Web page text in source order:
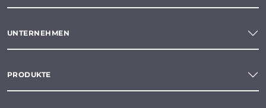
UNTERNEHMEN
PRODUKTE